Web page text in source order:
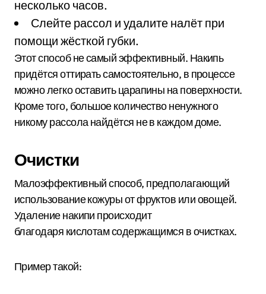
несколько часов.
Слейте рассол и удалите налёт при
помощи жёсткой губки.
Этот способ не самый эффективный. Накипь
придётся оттирать самостоятельно, в процессе
можно легко оставить царапины на поверхности.
Кроме того, большое количество ненужного
никому рассола найдётся не в каждом доме.
Очистки
Малоэффективный способ, предполагающий
использование кожуры от фруктов или овощей.
Удаление накипи происходит
благодаря кислотам содержащимся в очистках.
Пример такой: